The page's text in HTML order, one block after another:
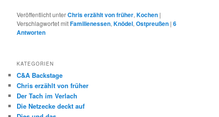
Veröffentlicht unterChris erzählt von früher,Kochen |
Verschlagwortet mitFamilienessen,Knödel,Ostpreußen |6
Antworten
KATEGORIEN
C&A Backstage
Chris erzählt von früher
Der Tach im Verlach
Die Netzecke deckt auf